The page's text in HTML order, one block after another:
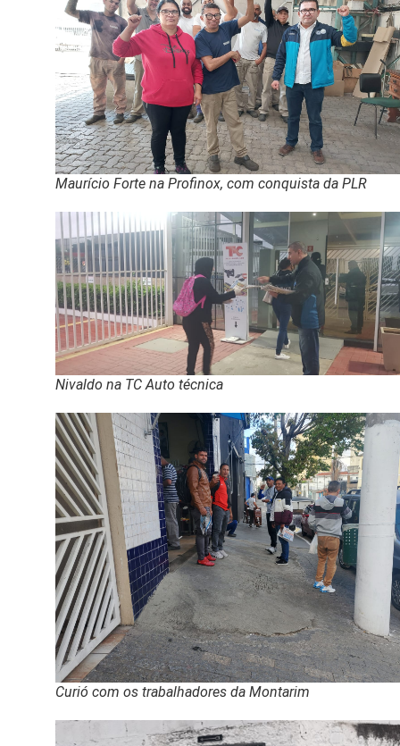
Maurício Forte na Profinox, com conquista da PLR
Nivaldo na TC Auto técnica
Curió com os trabalhadores da Montarim